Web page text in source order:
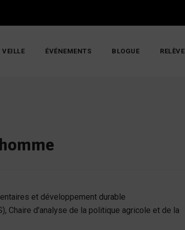
VEILLE ÉVÉNEMENTS BLOGUE RELÈVE
et développement durable
Chaire d'analyse de la politique agricole et de la